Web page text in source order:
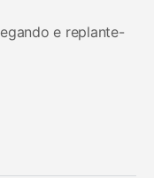
e replante-